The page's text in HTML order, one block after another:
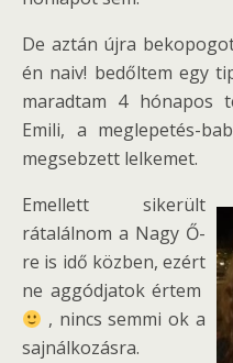
De aztán újra
én naiv! bedőltem egy
maradtam 4 hónapos
Emili, a meglepetés-
megsebzett lelkemet.
Emellett sikerült
rátalálnom a Nagy Ő-
re is idő közben, ezért
ne aggódjatok értem
, nincs semmi ok a
sajnálkozásra.